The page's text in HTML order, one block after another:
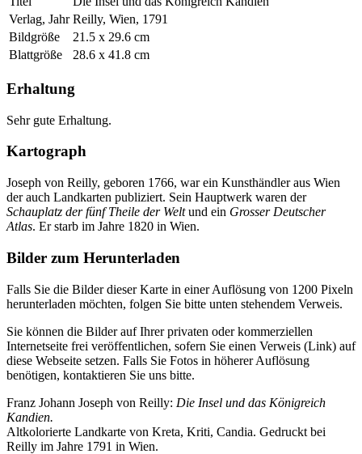
Verlag, Jahr Reilly, Wien, 1791
Bildgröße
21.5 x 29.6 cm
Blattgröße
28.6 x 41.8 cm
Erhaltung
Sehr gute Erhaltung.
Kartograph
Joseph von Reilly, geboren 1766, war ein Kunsthändler aus Wien
der auch Landkarten publiziert. Sein Hauptwerk waren der
Schauplatz der fünf Theile der Weltund ein Grosser Deutscher
Atlas. Er starb im Jahre 1820 in Wien.
Bilder zum Herunterladen
Falls Sie die Bilder dieser Karte in einer Auflösung von 1200 Pixeln
herunterladen möchten, folgen Sie bitte unten stehendem Verweis.
Sie können die Bilder auf Ihrer privaten oder kommerziellen
Internetseite frei veröffentlichen, sofern Sie einen Verweis (Link) auf
diese Webseite setzen. Falls Sie Fotos in höherer Auflösung
benötigen, kontaktieren Sie uns bitte.
Franz Johann Joseph von Reilly: Die Insel und das Königreich
Kandien.
Altkolorierte Landkarte von Kreta, Kriti, Candia. Gedruckt bei
Reilly im Jahre 1791 in Wien.